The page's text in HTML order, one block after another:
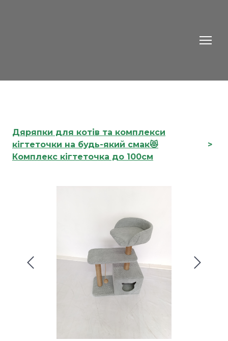
Дяряпки для котів та комплекси
кігтеточки на будь-який смак😻
Комплекс кігтеточка до 100см